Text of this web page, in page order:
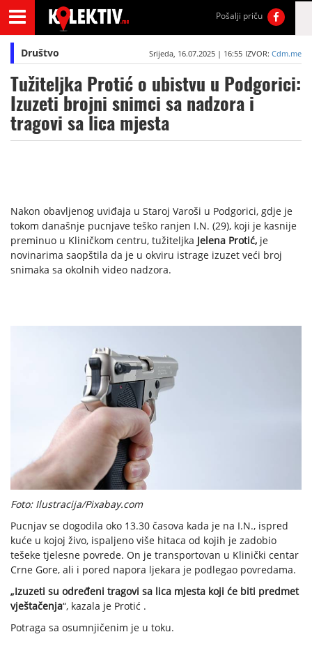
Pošalji priču
Društvo Srijeda, 16.07.2025 | 16:55 IZVOR: Cdm.me
Tužiteljka Protić o ubistvu u Podgorici:
Izuzeti brojni snimci sa nadzora i
tragovi sa lica mjesta
Nakon obavljenog uviđaja u Staroj Varoši u Podgorici, gdje je
tokom današnje pucnjave teško ranjen I.N. (29), koji je kasnije
preminuo u Kliničkom centru, tužiteljka Jelena Protić, je
novinarima saopštila da je u okviru istrage izuzet veći broj
snimaka sa okolnih video nadzora.
Foto: Ilustracija/Pixabay.com
Pucnjav se dogodila oko 13.30 časova kada je na I.N., ispred
kuće u kojoj živo, ispaljeno više hitaca od kojih je zadobio
tešeke tjelesne povrede. On je transportovan u Klinički centar
Crne Gore, ali i pored napora ljekara je podlegao povredama.
„Izuzeti su određeni tragovi sa lica mjesta koji će biti predmet
vještačenja“, kazala je Protić .
Potraga sa osumnjičenim je u toku.